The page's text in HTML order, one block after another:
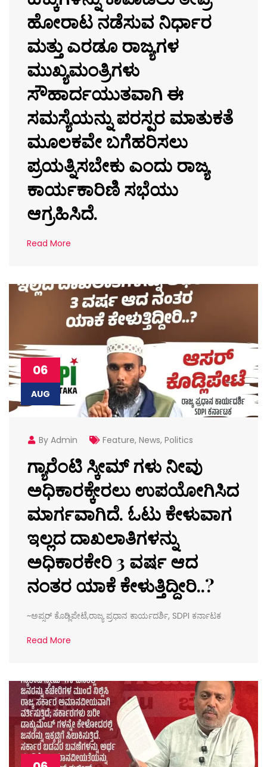
ಹೋರಾಟ ನಡೆಸುವ ನಿರ್ಧಾರ
ಮತ್ತು ಎರಡೂ ರಾಜ್ಯಗಳ
ಮುಖ್ಯಮಂತ್ರಿಗಳು
ಸೌಹಾರ್ದಯುತವಾಗಿ ಈ
ಸಮಸ್ಯೆಯನ್ನು ಪರಸ್ಪರ ಮಾತುಕತೆ
ಮೂಲಕವೇ ಬಗೆಹರಿಸಲು
ಪ್ರಯತ್ನಿಸಬೇಕು ಎಂದು ರಾಜ್ಯ
ಕಾರ್ಯಕಾರಿಣಿ ಸಭೆಯು
ಆಗ್ರಹಿಸಿದೆ.
Read More
06
AUG
By Admin Feature, News, Politics
ಗ್ಯಾರೆಂಟಿ ಸ್ಕೀಮ್ ಗಳು ನೀವು
ಅಧಿಕಾರಕ್ಕೇರಲು ಉಪಯೋಗಿಸಿದ
ಮಾರ್ಗವಾಗಿದೆ. ಓಟು ಕೇಳುವಾಗ
ಇಲ್ಲದ ದಾಖಲಾತಿಗಳನ್ನು
ಅಧಿಕಾರಕೇರಿ 3 ವರ್ಷ ಆದ
ನಂತರ ಯಾಕೆ ಕೇಳುತ್ತಿದ್ದೀರಿ..?
~ಅಪ್ಸರ್ ಕೊಡ್ಲಿಪೇಟೆ,ರಾಜ್ಯ ಪ್ರಧಾನ ಕಾರ್ಯದರ್ಶಿ, SDPI ಕರ್ನಾಟಕ
Read More